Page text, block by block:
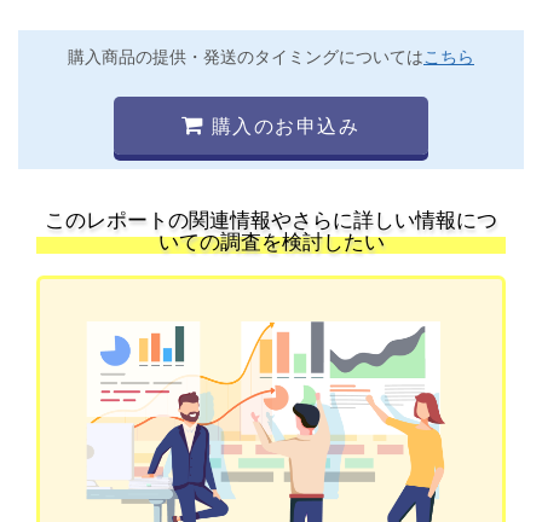
購入商品の提供・発送のタイミングについてはこちら
購入のお申込み
このレポートの関連情報やさらに詳しい情報につ
いての調査を検討したい